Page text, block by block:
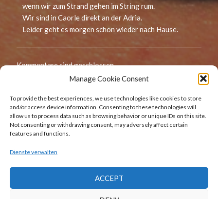
Manage Cookie Consent
To provide the best experiences, we use technologies like cookies to store
and/or access device information. Consenting to these technologies will
allow us to process data such as browsing behavior or unique IDs on this site.
Not consenting or withdrawing consent, may adversely affect certain
features and functions.
Dienste verwalten
ACCEPT
wenn wir zum Strand gehen im String rum.
Wir sind in Caorle direkt an der Adria.
Leider geht es morgen schon wieder nach Hause.
Kommentare sind geschlossen.
Beitragsnavigation
Zurück
Vorheriger
Beitrag:
7. Mai 2017 (Wochenbericht)
Weiter
25. Mai 2017 (Italien Tag 5)